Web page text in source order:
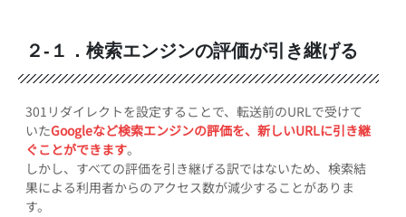
２-１．検索エンジンの評価が引き継げる
301リダイレクトを設定することで、転送前のURLで受けて
いたGoogleなど検索エンジンの評価を、新しいURLに引き継
ぐことができます。
しかし、すべての評価を引き継げる訳ではないため、検索結
果による利用者からのアクセス数が減少することがありま
す。